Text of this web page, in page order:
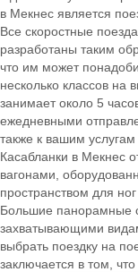
в Мекнес является
Все скоростные
разработаны таким
что им может
несколько классов на
занимает около 5
ежедневными
также к вашим
Касабланки в Мекнес
вагонами,
пространством для
Большие панорамные
захватывающими
выбрать поездку на
заключается в том,